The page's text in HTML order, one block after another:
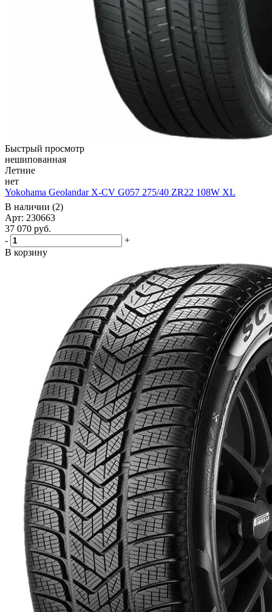
Быстрый просмотр
нешипованная
Летние
нет
Yokohama Geolandar X-CV G057 275/40 ZR22 108W XL
В наличии (2)
Арт: 230663
37 070 руб.
-
+
В корзину